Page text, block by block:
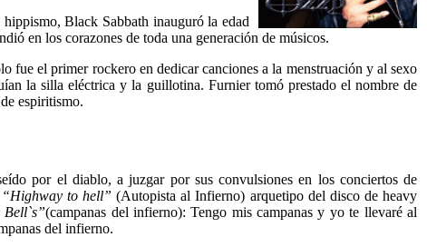
Black Sabbath inauguró la edad
en los corazones de toda una generación de músicos.
fue el primer rockero en dedicar canciones a la menstruación y al sexo
la silla eléctrica y la guillotina. Furnier tomó prestado el nombre de
espiritismo.
por el diablo, a juzgar por sus convulsiones en los conciertos de
“Highway to hell” (Autopista al Infierno) arquetipo del disco de heavy
Bell`s”(campanas del infierno): Tengo mis campanas y yo te llevaré al
del infierno.